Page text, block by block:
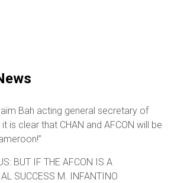
Bah acting general secretary of
it is clear that CHAN and AFCON will be
BUT IF THE AFCON IS A
SUCCESS M. INFANTINO